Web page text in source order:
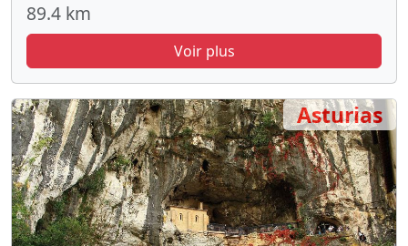
89.4 km
Voir plus
Asturias